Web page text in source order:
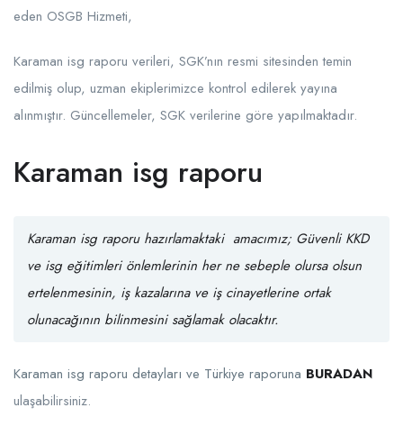
eden OSGB Hizmeti,
Karaman isg raporu verileri, SGK’nın resmi sitesinden temin
edilmiş olup, uzman ekiplerimizce kontrol edilerek yayına
alınmıştır. Güncellemeler, SGK verilerine göre yapılmaktadır.
Karaman isg raporu
Karaman isg raporu hazırlamaktaki amacımız; Güvenli KKD
ve isg eğitimleriönlemlerinin her ne sebeple olursa olsun
ertelenmesinin, iş kazalarına ve iş cinayetlerine ortak
olunacağının bilinmesini sağlamak olacaktır.
Karaman isg raporu detayları ve Türkiye raporuna BURADAN
ulaşabilirsiniz.